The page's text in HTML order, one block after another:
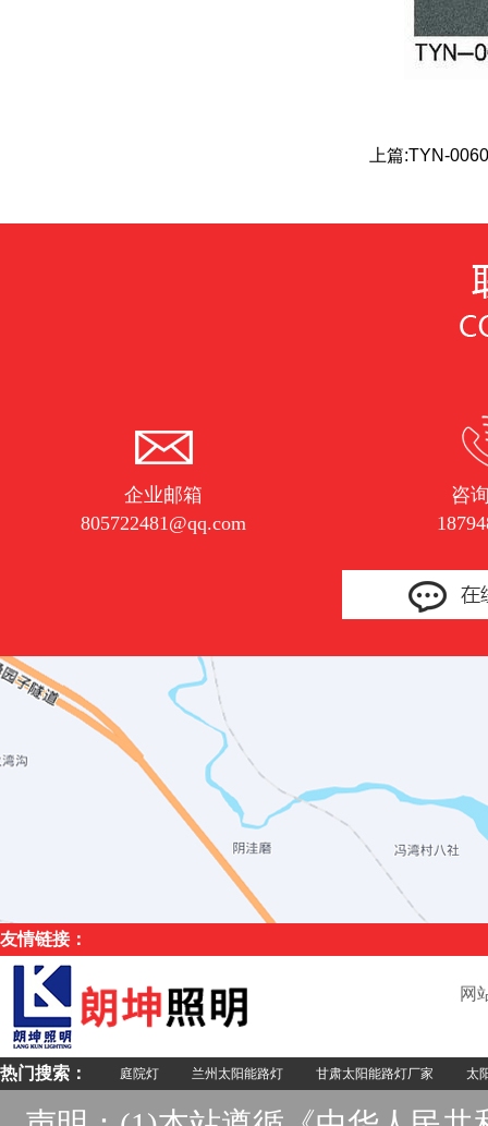
上篇:TYN-
企业邮箱
805722481@qq.com
咨
友情链接：
网
热门搜索： 庭院灯 兰州太阳能路灯 甘肃太阳能路灯厂家 太